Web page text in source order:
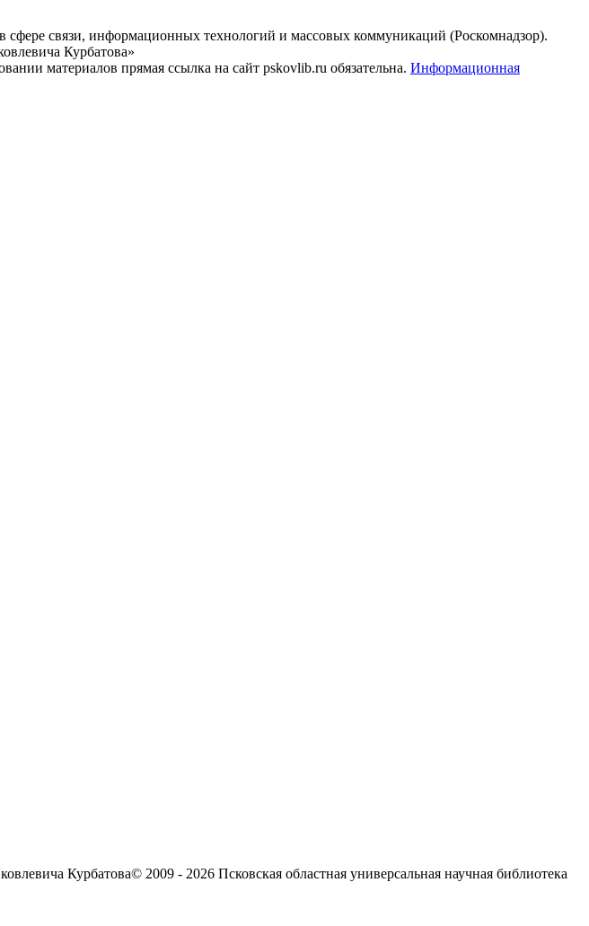
связи, информационных технологий и массовых коммуникаций (Роскомнадзор).
Курбатова»
материалов прямая ссылка на сайт pskovlib.ru обязательна. Информационная
Курбатова© 2009 - 2026 Псковская областная универсальная научная библиотека